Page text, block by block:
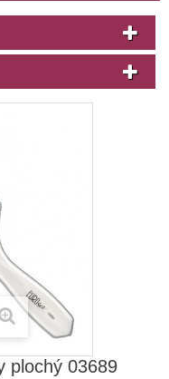
plochý 03689